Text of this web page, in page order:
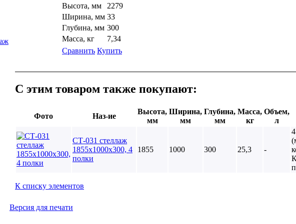
Высота, мм
2279
Ширина, мм 33
Глубина, мм 300
Масса, кг
7,34
Сравнить Купить
С этим товаром также покупают:
Фото Наз-ие
Высота,
мм
Ширина,
мм
Глубина,
мм
Масса,
кг
Объем,
л
СТ-031 стеллаж
1855х1000х300, 4
полки
1855 1000 300 25,3 -
К списку элементов
Версия для печати